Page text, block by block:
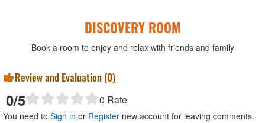
DISCOVERY ROOM
Book a room to enjoy and relax with friends and family
Review and Evaluation (0)
0/5 0 Rate
You need to Sign in or Register new account for leaving comments.